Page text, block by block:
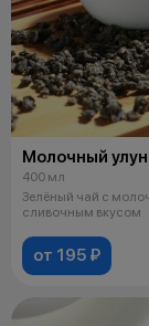
Молочный улун
400 мл
Зелёный чай с
сливочным вкусом
от 195 ₽